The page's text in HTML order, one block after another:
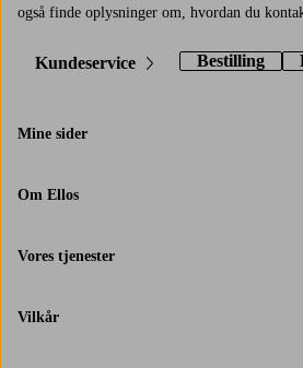
også finde oplysninger om, hvordan du
Kundeservice Bestilling
Mine sider
Om Ellos
Vores tjenester
Vilkår